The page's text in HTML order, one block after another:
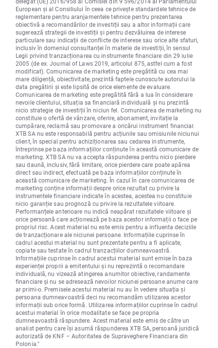
European și al Consiliului în ceea ce privește standardele tehnice de
reglementare pentru aranjamentele tehnice pentru prezentarea
obiectivă a recomandărilor de investiții sau a altor informații care
sugerează strategii de investiții și pentru dezvăluirea de interese
particulare sau indicații de conflicte de interese sau orice alte sfaturi,
inclusiv în domeniul consultanței în materie de investiții, în sensul
Legii privind tranzacționarea cu instrumente financiare din 29 iulie
2005 (de ex. Journal of Laws 2019, articolul 875, astfel cum a fost
modificat). Comunicarea de marketing este pregătită cu cea mai
mare diligență, obiectivitate, prezintă faptele cunoscute autorului la
data pregătirii și este lipsită de orice elemente de evaluare.
Comunicarea de marketing este pregătită fără a lua în considerare
nevoile clientului, situația sa financiară individuală și nu prezintă
nicio strategie de investiții în niciun fel. Comunicarea de marketing nu
constituie o ofertă de vânzare, oferire, abonament, invitație la
cumpărare, reclamă sau promovare a oricărui instrument financiar.
XTB SA nu este responsabilă pentru acțiunile sau omisiunile niciunui
client, în special pentru achiziționarea sau cedarea instrumente,
întreprinse pe baza informațiilor conținute în această comunicare de
marketing. XTB SA nu va accepta răspunderea pentru nicio pierdere
sau daună, inclusiv, fără limitare, orice pierdere care poate apărea
direct sau indirect, efectuată pe baza informațiilor conținute în
această comunicare de marketing. În cazul în care comunicarea de
marketing conține informații despre orice rezultat cu privire la
instrumentele financiare indicate în acestea, acestea nu constituie
nicio garanție sau prognoză cu privire la rezultatele viitoare.
Performanțele anterioare nu indică neapărat rezultatele viitoare și
orice persoană care acționează pe baza acestor informații o face pe
propriul risc. Acest material nu este emis pentru a influenta deciziile
de tranzacționare ale niciunei persoane. Informațiile cuprinse în
cadrul acestui material nu sunt prezentate pentru a fi aplicate,
copiate sau testate în cadrul tranzacțiilor dumneavoastră.
Informațiile cuprinse în cadrul acestui material sunt emise în baza
experienței proprii a emitentului și nu reprezintă o recomandare
individuală, nu vizează atingerea anumitor obiective, randamente
financiare și nu se adresează nevoilor niciunei persoane anume care
ar primi-o. Premisele acestui material nu au în vedere situația și
persoana dumneavoastră deci nu recomandăm utilizarea acestor
informații sub orice formă. Utilizarea informațiilor cuprinse în cadrul
acestui material în orice modalitate se face pe propria
dumneavoastră răspundere. Acest material este emis de către un
analist pentru care își asumă răspunderea XTB SA, persoană juridică
autorizată de KNF – Autoritatea de Supraveghere Financiara din
Polonia."